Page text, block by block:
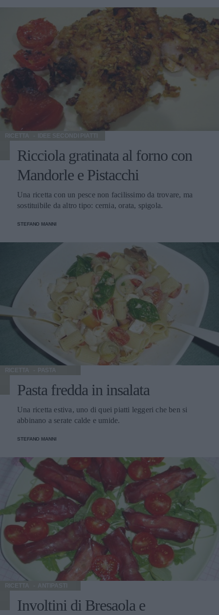
RICETTA IDEE SECONDI PIATTI
Ricciola gratinata al forno con
Mandorle e Pistacchi
Una ricetta con un pesce non facilissimo da trovare, ma
sostituibile da altro tipo: cernia, orata, spigola.
STEFANO MANNI
RICETTA
Pasta fredda in insalata
Una ricetta estiva, uno di quei piatti leggeri che ben si
abbinano a serate calde e umide.
STEFANO MANNI
RICETTA
Involtini di Bresaola e